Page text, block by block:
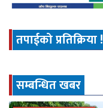
तपाईको प्रतिक्रिया !
सम्बन्धित खबर